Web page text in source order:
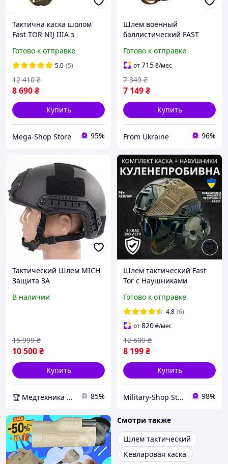
Тактична каска шолом
Fast TOR NIJ IIIA з
Walker's Razor та
ліхтарем Мультикам
Готово к отправке
5.0 (5)
8 690₴
12 410 ₴
Купить
Mega-Shop Store 95%
Шлем военный
баллистический FAST
каска + тактические
наушники Walkers койот
Готово к отправке
от715₴/мес
7 149₴
7 349 ₴
Купить
From Ukraine 96%
Тактический Шлем MICH
Защита 3А
В наличии
10 500₴
15 999 ₴
Купить
🏆 Медтехника — 20 лет надежности 85%
Шлем тактический Fast
Tor с Наушниками
креплениями тор с
наушниками Каска
Военная
Готово к отправке
4.8 (6)
от820₴/мес
8 199₴
12 609 ₴
Купить
Military-Shop Store 🪖 98%
Смотри также
Шлем тактический
Кевларовая каска